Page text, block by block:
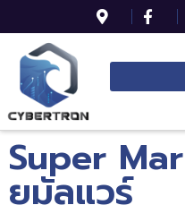
Super
ยมัลแวร์